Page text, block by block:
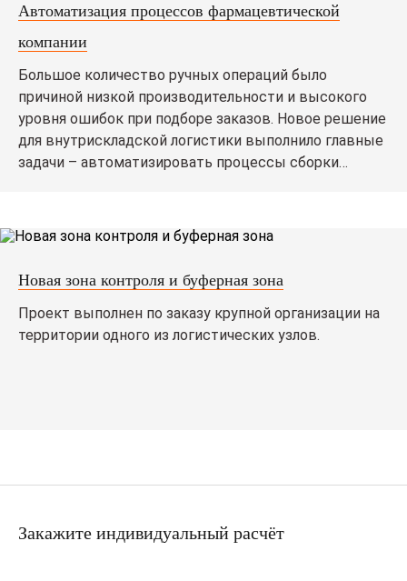
Автоматизация процессов фармацевтической
компании
Большое количество ручных операций было
причиной низкой производительности и высокого
уровня ошибок при подборе заказов. Новое решение
для внутрискладской логистики выполнило главные
задачи – автоматизировать процессы сборки
Новая зона контроля и буферная зона
Проект выполнен по заказу крупной организации на
территории одного из логистических узлов.
Закажите индивидуальный расчёт